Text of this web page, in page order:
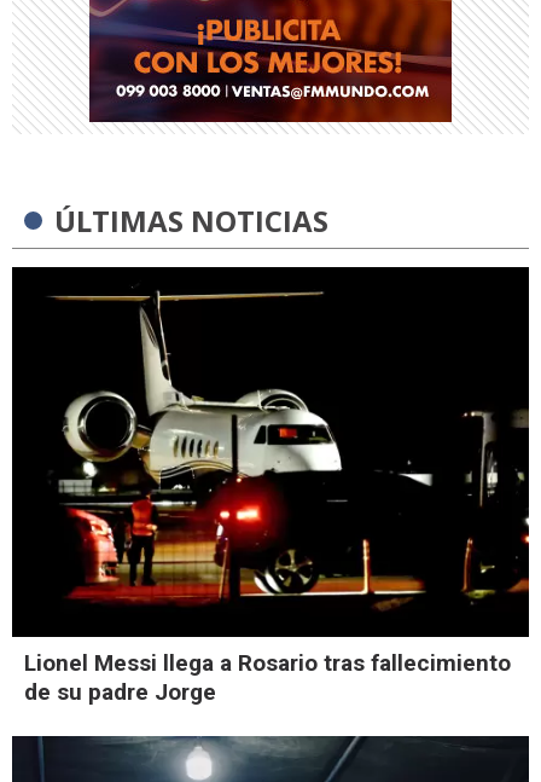
ÚLTIMAS NOTICIAS
Lionel Messi llega a Rosario tras fallecimiento
de su padre Jorge